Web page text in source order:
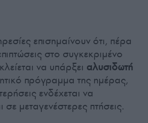
επισημαίνουν ότι, πέρα
στο συγκεκριμένο
να υπάρξει αλυσιδωτή
πρόγραμμα της ημέρας,
ενδέχεται να
μεταγενέστερες πτήσεις.